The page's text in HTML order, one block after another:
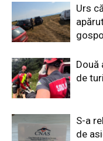
Urs
Două
de
S-a
de